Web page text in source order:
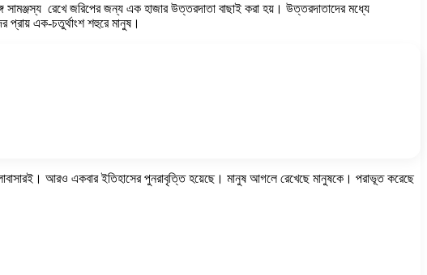
সামঞ্জস্য রেখে জরিপের জন্য এক হাজার উত্তরদাতা বাছাই করা হয়। উত্তরদাতাদের মধ্যে
প্রায় এক-চতুর্থাংশ শহুরে মানুষ।
আরও একবার ইতিহাসের পুনরাবৃত্তি হয়েছে। মানুষ আগলে রেখেছে মানুষকে। পরাভূত করেছে